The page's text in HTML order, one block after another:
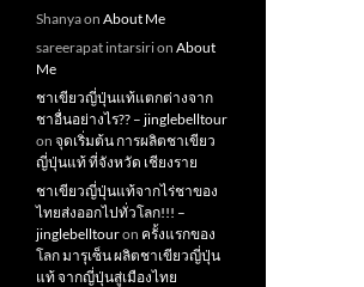
Shanyaon About Me
sareerapat intarsirion About
Me
ชาเขียวญี่ปุ่นแท้แตกต่างจาก
ชาอื่นอย่างไร?? – jinglebelltour
on จุดเริ่มต้น การผลิตชาเขียว
ญี่ปุ่นแท้ ที่จังหวัด เชียงราย
ชาเขียวญี่ปุ่นแท้จากไร่ชาของ
ไทยส่งออกไปทั่วโลก!!! –
jinglebelltouron ครั้งแรกของ
โลก มารุเซ็น ผลิตชาเขียวญี่ปุ่น
แท้ จากญี่ปุ่นสู่เมืองไทย